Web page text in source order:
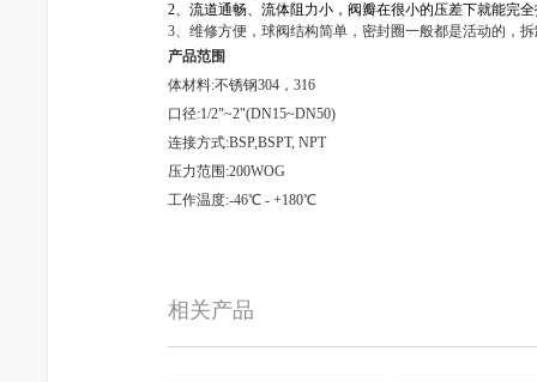
2、流道通畅、流体阻力小，阀瓣在很小的压差下就能完
3、维修方便，球阀结构简单，密封圈一般都是活动的，
产品范围
体材料:不锈钢304，316
口径:1/2"~2"(DN15~DN50)
连接方式:BSP,BSPT, NPT
压力范围:200WOG
工作温度:-46℃ - +180℃
相关产品